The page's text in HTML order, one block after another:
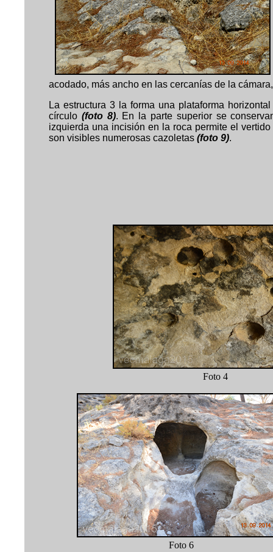
acodado, más ancho en las cercanías de la
La estructura 3 la forma una plataforma
círculo (foto 8). En la parte superior se
izquierda una incisión en la roca permite el
son visibles numerosas cazoletas (foto 9).
Foto
Foto